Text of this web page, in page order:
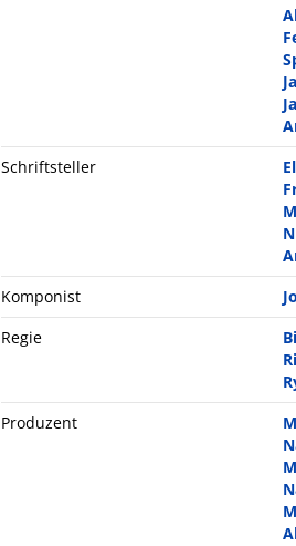
Schriftsteller
Komponist
Regie
Produzent